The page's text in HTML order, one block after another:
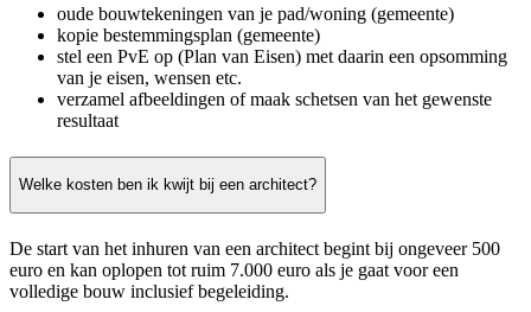
oude bouwtekeningen van je pad/woning (gemeente)
kopie bestemmingsplan (gemeente)
stel een PvE op (Plan van Eisen) met daarin een opsomming
van je eisen, wensen etc.
verzamel afbeeldingen of maak schetsen van het gewenste
resultaat
Welke kosten ben ik kwijt bij een architect?
De start van het inhuren van een architect begint bij ongeveer 500
euro en kan oplopen tot ruim 7.000 euro als je gaat voor een
volledige bouw inclusief begeleiding.